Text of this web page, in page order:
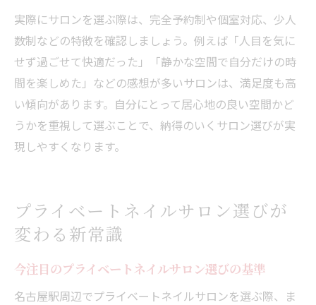
実際にサロンを選ぶ際は、完全予約制や個室対応、少人
数制などの特徴を確認しましょう。例えば「人目を気に
せず過ごせて快適だった」「静かな空間で自分だけの時
間を楽しめた」などの感想が多いサロンは、満足度も高
い傾向があります。自分にとって居心地の良い空間かど
うかを重視して選ぶことで、納得のいくサロン選びが実
現しやすくなります。
プライベートネイルサロン選びが
変わる新常識
今注目のプライベートネイルサロン選びの基準
名古屋駅周辺でプライベートネイルサロンを選ぶ際、ま